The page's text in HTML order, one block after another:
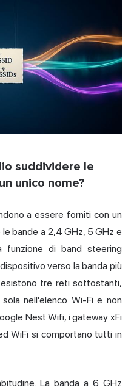
suddividere le
unico nome?
a essere forniti con un
bande a 2,4 GHz, 5 GHz e
di band steering
verso la banda più
esistono tre reti sottostanti,
nell'elenco Wi-Fi e non
Nest Wifi, i gateway xFi
WiFi si comportano tutti in
La banda a 6 GHz